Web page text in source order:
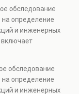
безопасности.
недвижимости,
объектов, а
и технических
обследование
определение
и инженерных
включает
безопасности.
недвижимости,
объектов, а
обследование
определение
и инженерных